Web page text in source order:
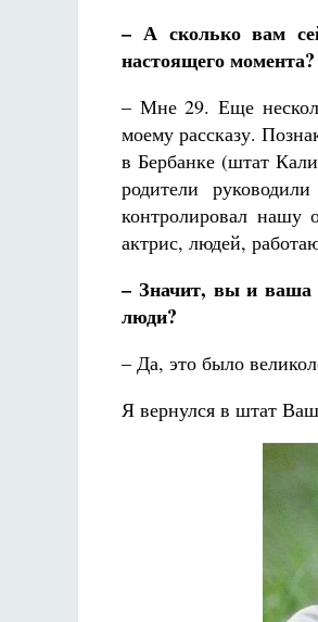
– А сколько вам
настоящего момента?
– Мне 29. Еще
моему рассказу.
в Бербанке (штат
родители
контролировал
актрис, людей,
– Значит, вы и ваша
люди?
– Да, это было
Я вернулся в штат